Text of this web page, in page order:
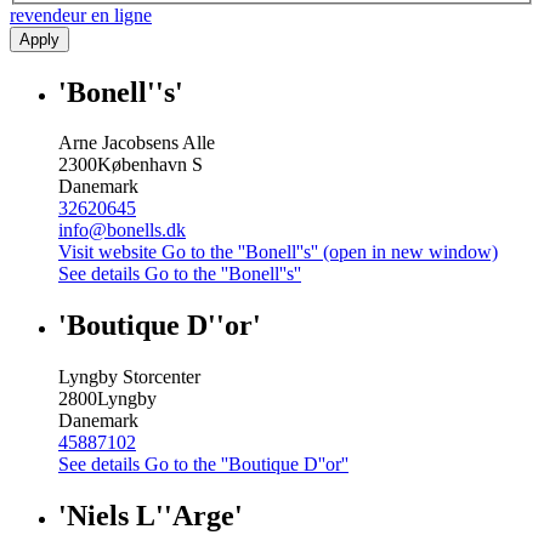
revendeur en ligne
Apply
'Bonell''s'
Arne Jacobsens Alle
2300København S
Danemark
32620645
info@bonells.dk
Visit website Go to the ''Bonell''s'' (open in new window)
See details Go to the ''Bonell''s''
'Boutique D''or'
Lyngby Storcenter
2800Lyngby
Danemark
45887102
See details Go to the ''Boutique D''or''
'Niels L''Arge'